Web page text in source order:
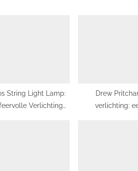
String Light Lamp:
Verlichting
Drew
verlichting: